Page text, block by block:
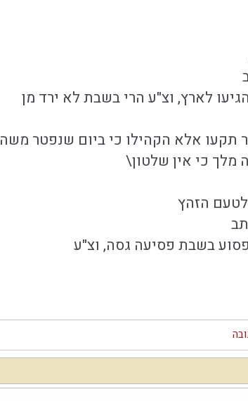
לארץ, וצ"ע הרי בשבת לא ירד מן
אלא הקהילו כי ביום שנפטר משה
מלך כי אין שלטון\
הזהץ
בשבת פסיעה גסה, וצ"ע